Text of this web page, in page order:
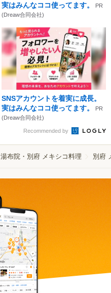
実はみんなココ使ってます。
PR
(Dreaw合同会社)
SNSアカウントを着実に成長。
実はみんなココ使ってます。
PR
(Dreaw合同会社)
Recommended by
湯布院・別府 メキシコ料理 別府